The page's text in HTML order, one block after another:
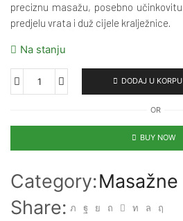
preciznu masažu, posebno
predjelu vrata i duž cijele kralježnice.
Na stanju
DODAJ U KORPU
OR
BUY NOW
Category:
Share: